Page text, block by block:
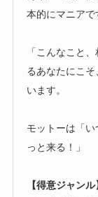
本的にマニアで
「こんなこと
るあなたにこ
います。
モットーは「
っと来る！」
【得意ジャンル